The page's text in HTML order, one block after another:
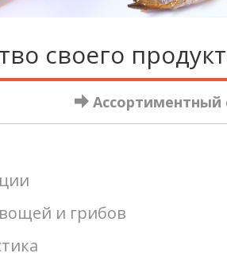
своего
Ассортиментный
и грибов